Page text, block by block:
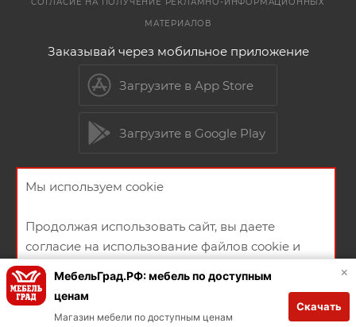
МАТЕРИАЛОВ
Заказывай через мобильное приложение
Загрузите в App Store
Загрузите в Google Play
Мы используем cookie
Продолжая использовать сайт, вы даете
согласие на использование файлов cookie и
политикой конфиденциальности
ХОРОШО
×
МебельГрад.РФ: мебель по доступным
ценам
Магазин мебели по доступным ценам
Скачать